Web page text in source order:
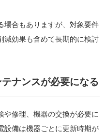
場合もありますが、対象要件
減効果も含めて長期的に検討
ナンスが必要になる
や修理、機器の交換が必要に
設備は機器ごとに更新時期が